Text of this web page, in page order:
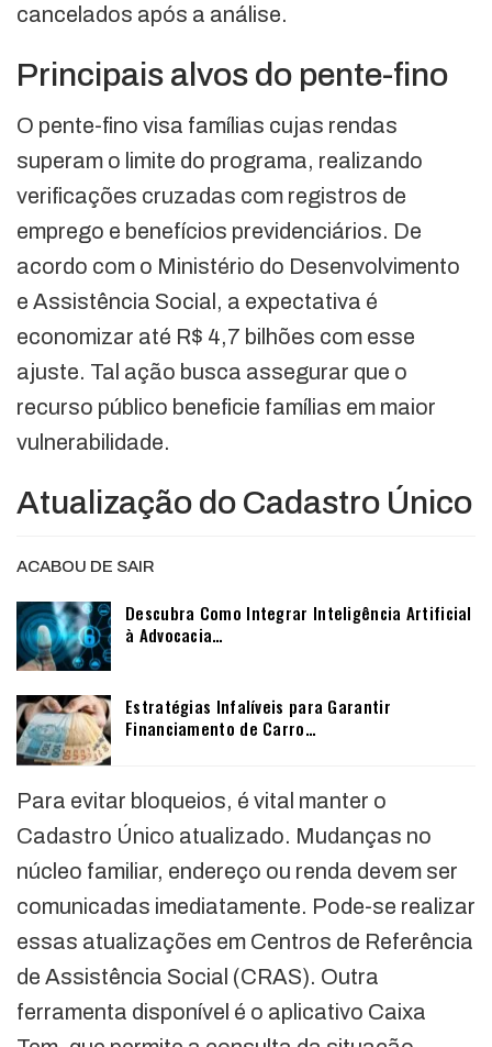
cancelados após a análise.
Principais alvos do pente-fino
O pente-fino visa famílias cujas rendas
superam o limite do programa, realizando
verificações cruzadas com registros de
emprego e benefícios previdenciários. De
acordo com o Ministério do Desenvolvimento
e Assistência Social, a expectativa é
economizar até R$ 4,7 bilhões com esse
ajuste. Tal ação busca assegurar que o
recurso público beneficie famílias em maior
vulnerabilidade.
Atualização do Cadastro Único
ACABOU DE SAIR
Descubra Como Integrar Inteligência Artificial
à Advocacia…
Estratégias Infalíveis para Garantir
Financiamento de Carro…
Para evitar bloqueios, é vital manter o
Cadastro Único atualizado. Mudanças no
núcleo familiar, endereço ou renda devem ser
comunicadas imediatamente. Pode-se realizar
essas atualizações em Centros de Referência
de Assistência Social (CRAS). Outra
ferramenta disponível é o aplicativo Caixa